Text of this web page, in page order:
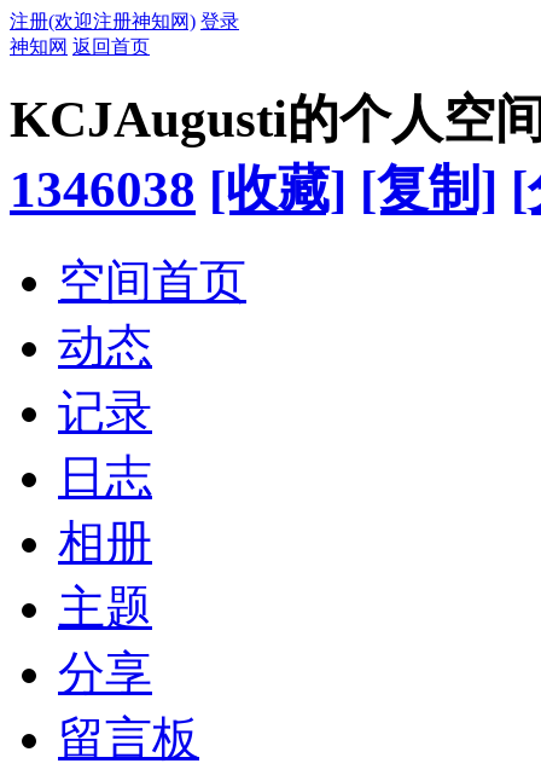
注册(欢迎注册神知网) 登录
神知网 返回首页
KCJAugusti的个人空
1346038 [收藏] [复制] [
空间首页
动态
记录
日志
相册
主题
分享
留言板